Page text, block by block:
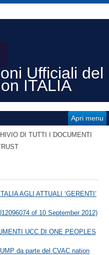
Ufficiali del
ITALIA
Apri menu
DI TUTTI I DOCUMENTI
AGLI ATTUALI ‘GERENTI’
of 10 September 2012)
UCC DI ONE PEOPLES
da parte del CVAC nation